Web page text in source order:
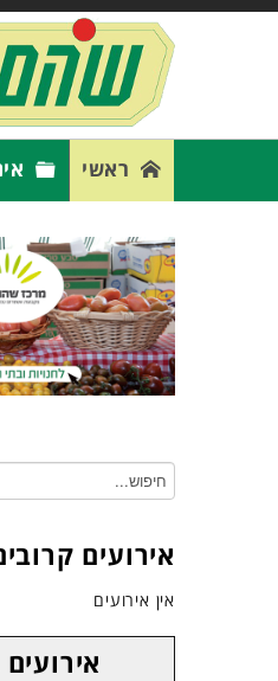
ראשי
אירועים
אין אירועים